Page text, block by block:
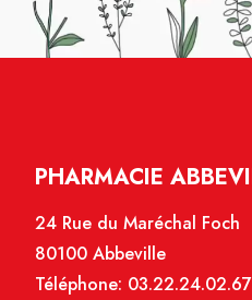
PHARMACIE
24 Rue du Maréchal Foch
80100 Abbeville
Téléphone: 03.22.24.02.67